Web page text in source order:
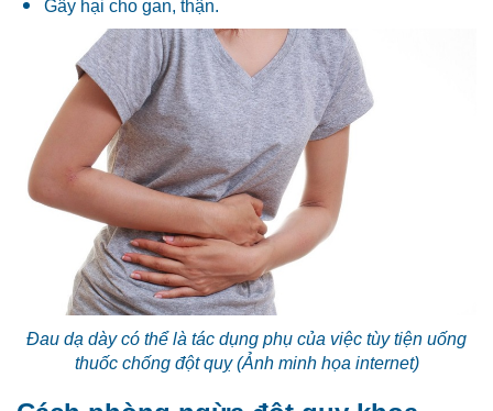
Gây hại cho gan, thận.
Đau dạ dày có thể là tác dụng phụ của việc tùy tiện uống
thuốc chống đột quỵ (Ảnh minh họa internet)